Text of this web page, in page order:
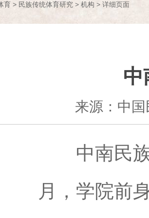
育 > 民族传统体育研究 > 机构 > 详细页面
中
来源：中
中南民族
月，学院前